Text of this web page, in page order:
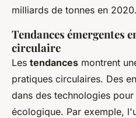
milliards de tonnes en 2020.
Tendances émergentes
circulaire
Les tendances montrent
pratiques circulaires. Des
dans des technologies
écologique. Par exemple,